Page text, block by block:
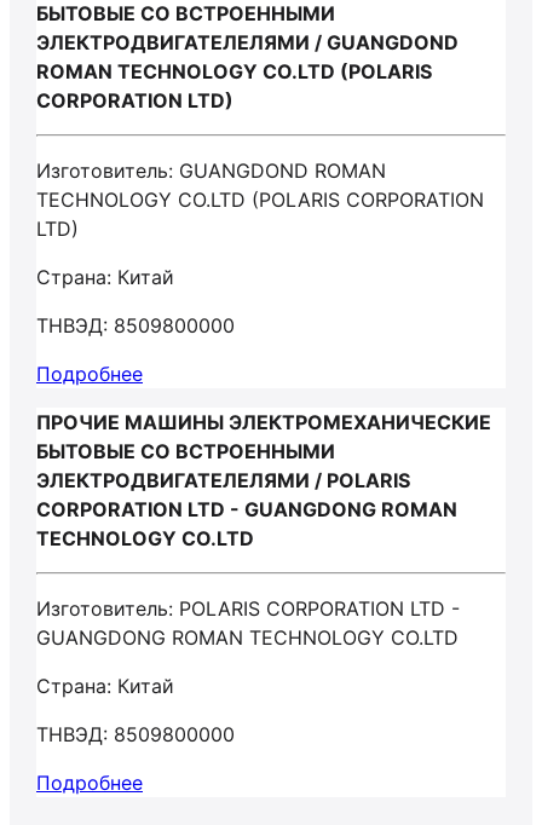
БЫТОВЫЕ СО ВСТРОЕННЫМИ
ЭЛЕКТРОДВИГАТЕЛЕЛЯМИ / GUANGDOND
ROMAN TECHNOLOGY CO.LTD (POLARIS
CORPORATION LTD)
Изготовитель: GUANGDOND ROMAN
TECHNOLOGY CO.LTD (POLARIS CORPORATION
LTD)
Страна: Китай
ТНВЭД: 8509800000
Подробнее
ПРОЧИЕ МАШИНЫ ЭЛЕКТРОМЕХАНИЧЕСКИЕ
БЫТОВЫЕ СО ВСТРОЕННЫМИ
ЭЛЕКТРОДВИГАТЕЛЕЛЯМИ / POLARIS
CORPORATION LTD - GUANGDONG ROMAN
TECHNOLOGY CO.LTD
Изготовитель: POLARIS CORPORATION LTD -
GUANGDONG ROMAN TECHNOLOGY CO.LTD
Страна: Китай
ТНВЭД: 8509800000
Подробнее